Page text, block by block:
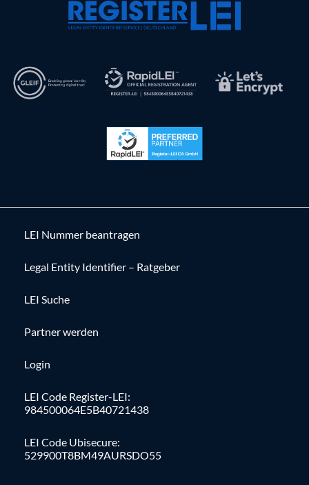
LEI Nummer beantragen
Legal Entity Identifier – Ratgeber
LEI Suche
Partner werden
Login
LEI Code Register-LEI:
984500064E5B40721438
LEI Code Ubisecure:
529900T8BM49AURSDO55